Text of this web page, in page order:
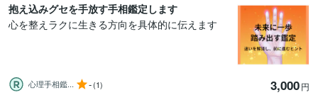
抱え込みグセを手放す手相鑑定します
心を整えラクに生きる方向を具体的に伝えます
心理手相鑑... -(1) 3,000円